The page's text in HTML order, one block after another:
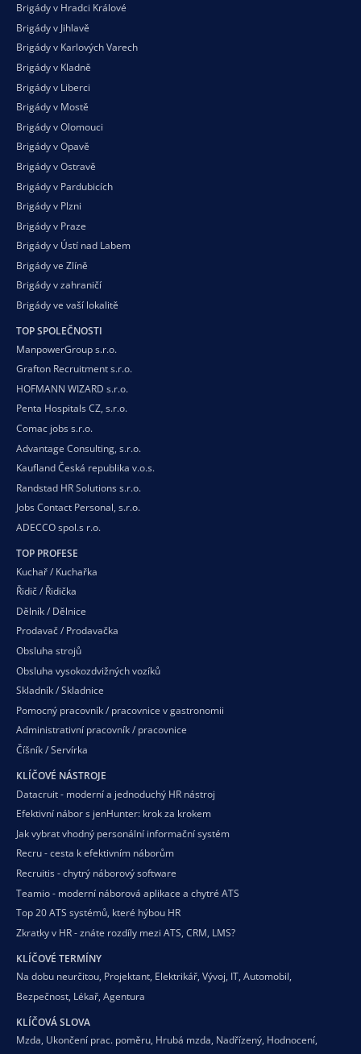
Brigády v Hradci Králové
Brigády v Jihlavě
Brigády v Karlových Varech
Brigády v Kladně
Brigády v Liberci
Brigády v Mostě
Brigády v Olomouci
Brigády v Opavě
Brigády v Ostravě
Brigády v Pardubicích
Brigády v Plzni
Brigády v Praze
Brigády v Ústí nad Labem
Brigády ve Zlíně
Brigády v zahraničí
Brigády ve vaší lokalitě
TOP SPOLEČNOSTI
ManpowerGroup s.r.o.
Grafton Recruitment s.r.o.
HOFMANN WIZARD s.r.o.
Penta Hospitals CZ, s.r.o.
Comac jobs s.r.o.
Advantage Consulting, s.r.o.
Kaufland Česká republika v.o.s.
Randstad HR Solutions s.r.o.
Jobs Contact Personal, s.r.o.
ADECCO spol.s r.o.
TOP PROFESE
Kuchař / Kuchařka
Řidič / Řidička
Dělník / Dělnice
Prodavač / Prodavačka
Obsluha strojů
Obsluha vysokozdvižných vozíků
Skladník / Skladnice
Pomocný pracovník / pracovnice v gastronomii
Administrativní pracovník / pracovnice
Číšník / Servírka
KLÍČOVÉ NÁSTROJE
Datacruit - moderní a jednoduchý HR nástroj
Efektivní nábor s jenHunter: krok za krokem
Jak vybrat vhodný personální informační systém
Recru - cesta k efektivním náborům
Recruitis - chytrý náborový software
Teamio - moderní náborová aplikace a chytré ATS
Top 20 ATS systémů, které hýbou HR
Zkratky v HR - znáte rozdíly mezi ATS, CRM, LMS?
KLÍČOVÉ TERMÍNY
Na dobu neurčitou, Projektant, Elektrikář, Vývoj, IT, Automobil,
Bezpečnost, Lékař, Agentura
KLÍČOVÁ SLOVA
Mzda, Ukončení prac. poměru, Hrubá mzda, Nadřízený, Hodnocení,